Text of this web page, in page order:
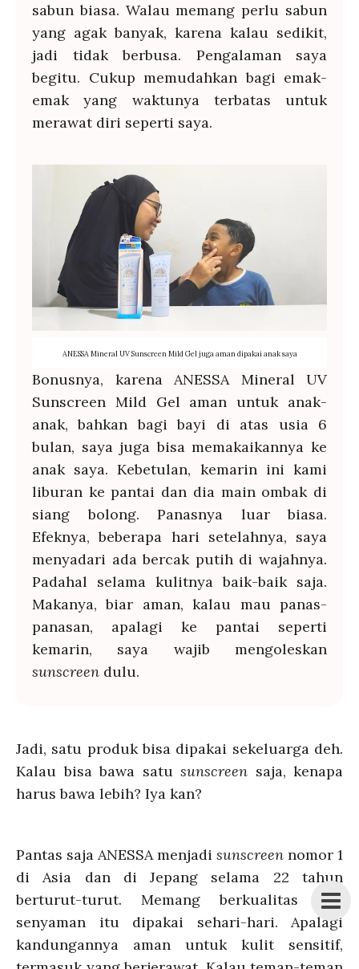
sabun biasa. Walau memang perlu sabun
yang agak banyak, karena kalau sedikit,
jadi tidak berbusa. Pengalaman saya
begitu. Cukup memudahkan bagi emak-
emak yang waktunya terbatas untuk
merawat diri seperti saya.
ANESSA Mineral UV Sunscreen Mild Gel juga aman dipakai anak saya
Bonusnya, karena ANESSA Mineral UV
Sunscreen Mild Gel aman untuk anak-
anak, bahkan bagi bayi di atas usia 6
bulan, saya juga bisa memakaikannya ke
anak saya. Kebetulan, kemarin ini kami
liburan ke pantai dan dia main ombak di
siang bolong. Panasnya luar biasa.
Efeknya, beberapa hari setelahnya, saya
menyadari ada bercak putih di wajahnya.
Padahal selama kulitnya baik-baik saja.
Makanya, biar aman, kalau mau panas-
panasan, apalagi ke pantai seperti
kemarin, saya wajib mengoleskan
sunscreen dulu.
Jadi, satu produk bisa dipakai sekeluarga deh.
Kalau bisa bawa satu sunscreen saja, kenapa
harus bawa lebih? Iya kan?
Pantas saja ANESSA menjadi sunscreen nomor 1
di Asia dan di Jepang selama 22 tahun
berturut-turut. Memang berkualitas dan
senyaman itu dipakai sehari-hari. Apalagi
kandungannya aman untuk kulit sensitif,